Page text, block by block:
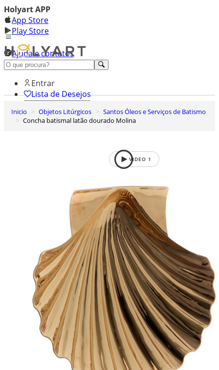
Holyart APP
App Store
Play Store
Ajuda e contatos
Conheça premium
Entrar
Lista de Desejos
0
Carrinho de Compras
Inicio Objetos Litúrgicos
Santos Óleos e Serviços de Batismo
Concha batismal latão dourado Molina
VIDEO 1